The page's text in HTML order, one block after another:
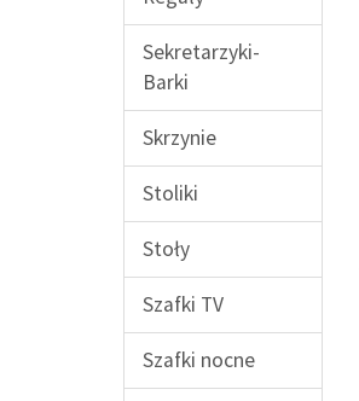
Sekretarzyki-
Barki
Skrzynie
Stoliki
Stoły
Szafki TV
Szafki nocne